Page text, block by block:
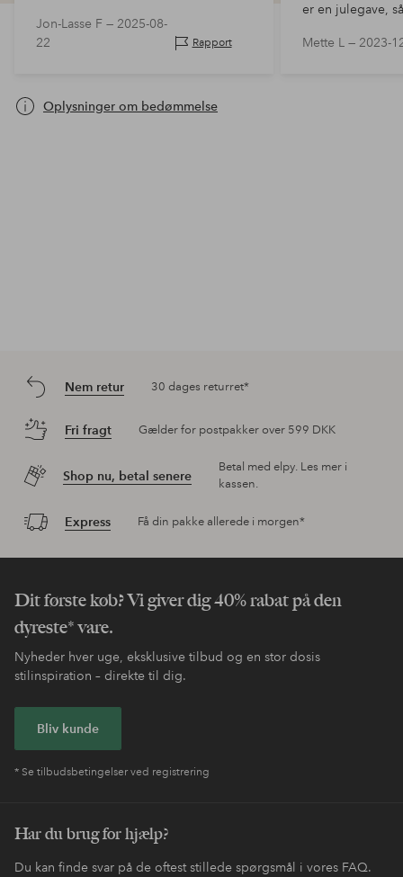
Jon-Lasse F — 2025-08-
22
Rapport
er en julegave,
Mette L — 2023-
Oplysninger om bedømmelse
Nem retur 30 dages returret*
Fri fragt Gælder for postpakker over 599 DKK
Shop nu, betal senere
Betal med elpy. Les mer i
kassen.
Express Få din pakke allerede i morgen*
Dit første køb? Vi giver dig 40% rabat på den
dyreste* vare.
Nyheder hver uge, eksklusive tilbud og en stor dosis
stilinspiration – direkte til dig.
Bliv kunde
* Se tilbudsbetingelser ved registrering
Har du brug for hjælp?
Du kan finde svar på de oftest stillede spørgsmål i vores FAQ.